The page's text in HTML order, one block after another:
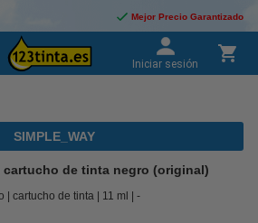
Mejor Precio Garantizado
Iniciar sesión
SIMPLE_WAY
cartucho de tinta negro (original)
cartucho de tinta 11 ml -